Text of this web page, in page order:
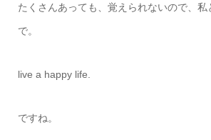
たくさんあっても、覚えられないので、
で。
live a happy life.
ですね。